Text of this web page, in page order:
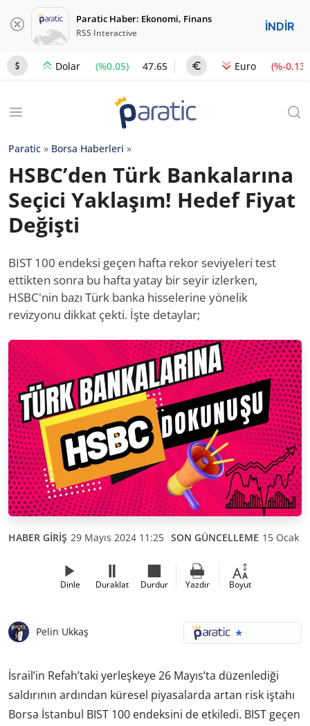
Paratic Haber: Ekonomi, Finans
RSS Interactive İNDİR
Dolar (%0.05) 47.65 Euro (%-0.13)
Paratic » Borsa Haberleri »
HSBC’den Türk Bankalarına
Seçici Yaklaşım! Hedef Fiyat
Değişti
BIST 100 endeksi geçen hafta rekor seviyeleri test
ettikten sonra bu hafta yatay bir seyir izlerken,
HSBC'nin bazı Türk banka hisselerine yönelik
revizyonu dikkat çekti. İşte detaylar;
HABER GİRİŞ 29 Mayıs 2024 11:25 SON GÜNCELLEME 15 Ocak
Dinle Duraklat Durdur Yazdır Boyut
Pelin Ukkaş
İsrail’in Refah’taki yerleşkeye 26 Mayıs’ta düzenlediği
saldırının ardından küresel piyasalarda artan risk iştahı
Borsa İstanbul BIST 100 endeksini de etkiledi. BIST geçen